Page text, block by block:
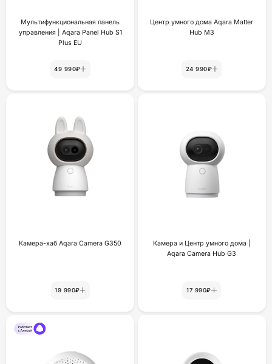
Мультифункциональная панель
управления | Aqara Panel Hub S1
Plus EU
49 990₽
Центр умного дома Aqara Matter
Hub M3
24 990₽
Камера-хаб Aqara Camera G350
19 990₽
Камера и Центр умного дома |
Aqara Camera Hub G3
17 990₽